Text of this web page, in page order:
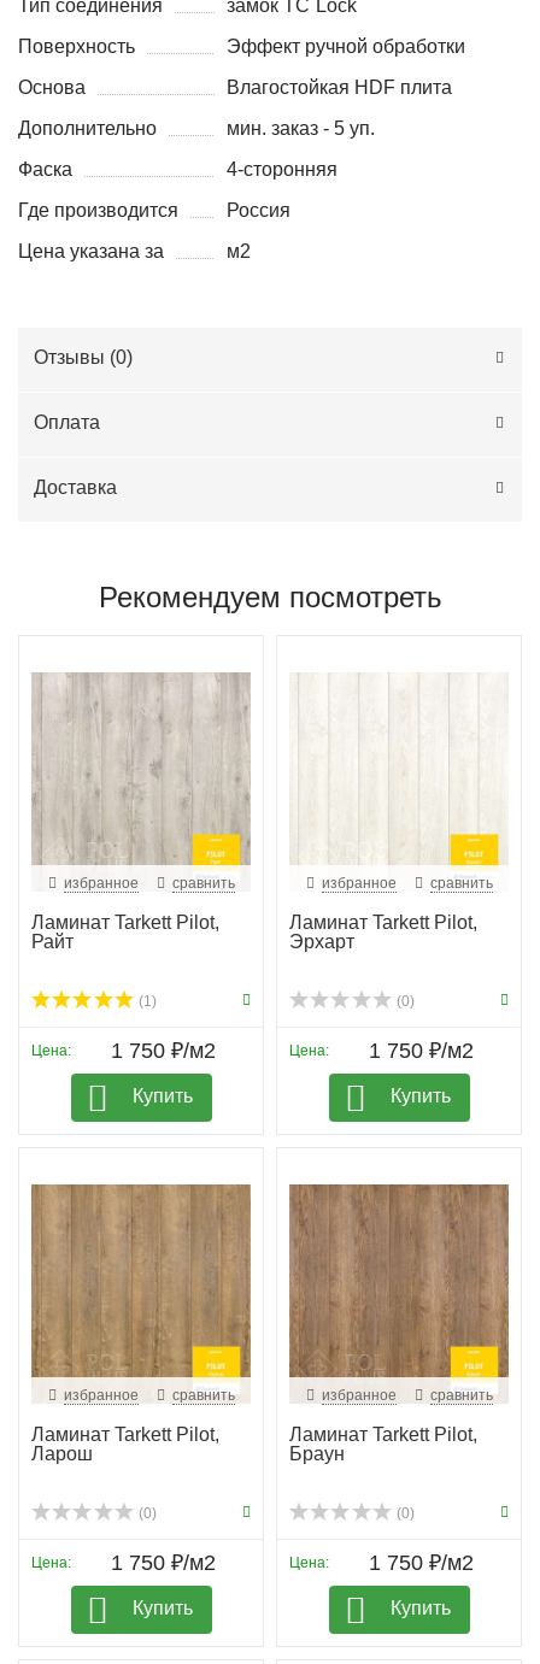
Тип соединения
замок TС`Lock
Поверхность
Эффект ручной обработки
Основа
Влагостойкая HDF плита
Дополнительно
мин. заказ - 5 уп.
Фаска
4-сторонняя
Где производится
Россия
Цена указана за
м2
Отзывы (0)
Оплата
Доставка
Рекомендуем посмотреть
избранное сравнить
Ламинат Tarkett Pilot,
Райт
(1)
Цена: 1 750 ₽/м2
Купить
избранное сравнить
Ламинат Tarkett Pilot,
Эрхарт
(0)
Цена: 1 750 ₽/м2
Купить
избранное сравнить
Ламинат Tarkett Pilot,
Ларош
(0)
Цена: 1 750 ₽/м2
Купить
избранное сравнить
Ламинат Tarkett Pilot,
Браун
(0)
Цена: 1 750 ₽/м2
Купить